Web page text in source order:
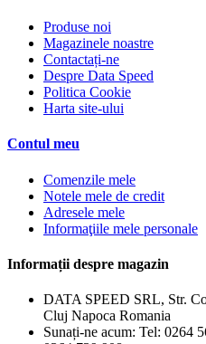
Produse noi
Magazinele noastre
Contactați-ne
Despre Data Speed
Politica Cookie
Harta site-ului
Contul meu
Comenzile mele
Notele mele de credit
Adresele mele
Informaţiile mele personale
Informații despre magazin
DATA SPEED SRL, Str.
Cluj Napoca Romania
Sunați-ne acum: Tel: 0264